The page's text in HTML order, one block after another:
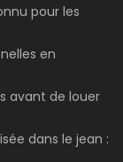
pour les
en
avant de louer
dans le jean :